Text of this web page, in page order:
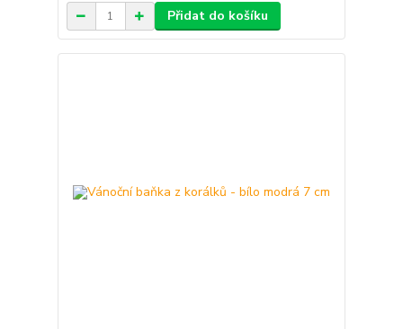
Přidat do košíku